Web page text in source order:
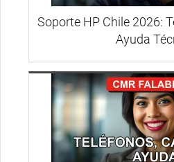
Soporte HP Chile 2026:
Ayuda